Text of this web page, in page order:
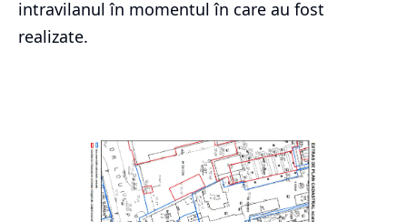
intravilanul în momentul în care au fost
realizate.